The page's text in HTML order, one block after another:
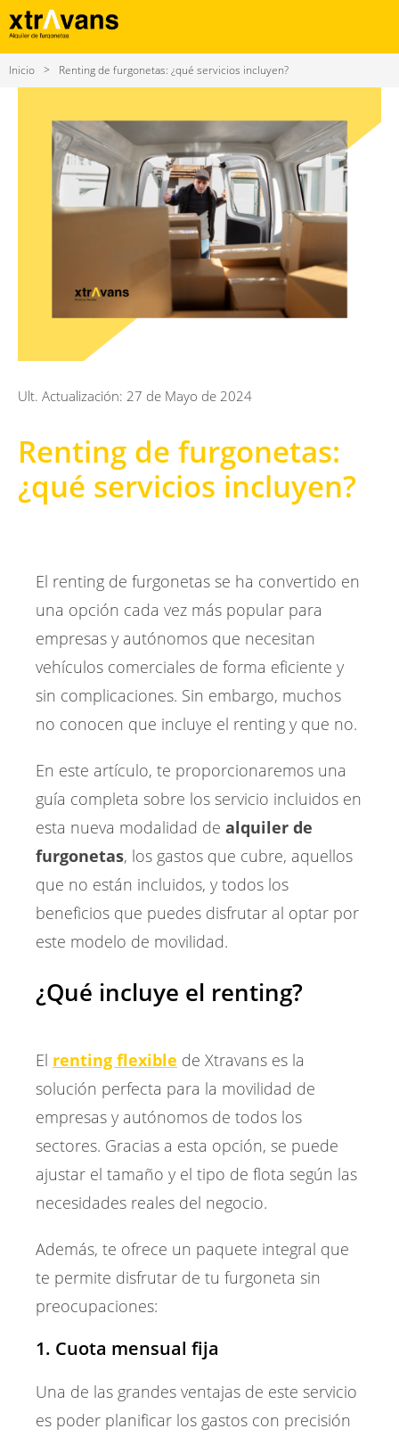
Inicio Renting de furgonetas: ¿qué servicios incluyen?
Ult. Actualización: 27 de Mayo de 2024
Renting de furgonetas:
¿qué servicios incluyen?
El renting de furgonetas se ha convertido en
una opción cada vez más popular para
empresas y autónomos que necesitan
vehículos comerciales de forma eficiente y
sin complicaciones. Sin embargo, muchos
no conocen que incluye el renting y que no.
En este artículo, te proporcionaremos una
guía completa sobre los servicio incluidos en
esta nueva modalidad de alquiler de
furgonetas, los gastos que cubre, aquellos
que no están incluidos, y todos los
beneficios que puedes disfrutar al optar por
este modelo de movilidad.
¿Qué incluye el renting?
El renting flexible de Xtravans es la
solución perfecta para la movilidad de
empresas y autónomos de todos los
sectores. Gracias a esta opción, se puede
ajustar el tamaño y el tipo de flota según las
necesidades reales del negocio.
Además, te ofrece un paquete integral que
te permite disfrutar de tu furgoneta sin
preocupaciones:
1. Cuota mensual fija
Una de las grandes ventajas de este servicio
es poder planificar los gastos con precisión